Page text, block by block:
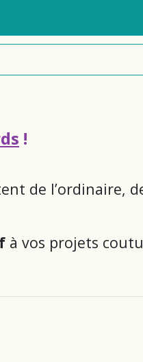
!
de l’ordinaire,
à vos projets